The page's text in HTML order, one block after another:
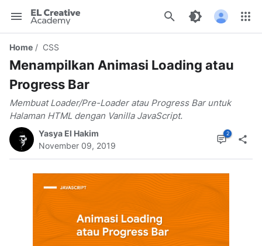
EL
Home CSS
Menampilkan Animasi Loading atau
Progress Bar
Membuat Loader/Pre-Loader atau Progress Bar untuk
Halaman HTML dengan Vanilla JavaScript.
Yasya El Hakim
November 09, 2019